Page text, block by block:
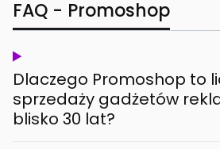
FAQ - Promoshop
Dlaczego Promoshop to
sprzedaży gadżetów
blisko 30 lat?